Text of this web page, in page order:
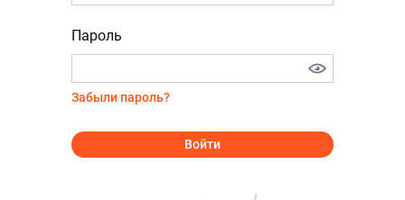
Пароль
Забыли пароль?
Войти